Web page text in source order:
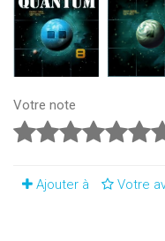
Votre note
Ajouter à Votre